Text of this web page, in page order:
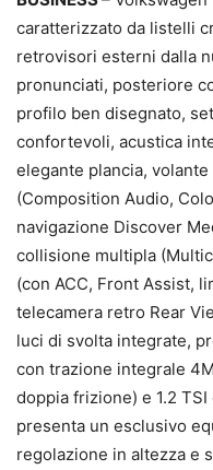
caratterizzato da listelli
retrovisori esterni dalla
pronunciati, posteriore
profilo ben disegnato,
confortevoli, acustica
elegante plancia,
(Composition Audio,
navigazione Discover
collisione multipla
(con ACC, Front Assist,
telecamera retro Rear
luci di svolta integrate,
con trazione integrale
doppia frizione) e 1.2
presenta un esclusivo
regolazione in altezza e